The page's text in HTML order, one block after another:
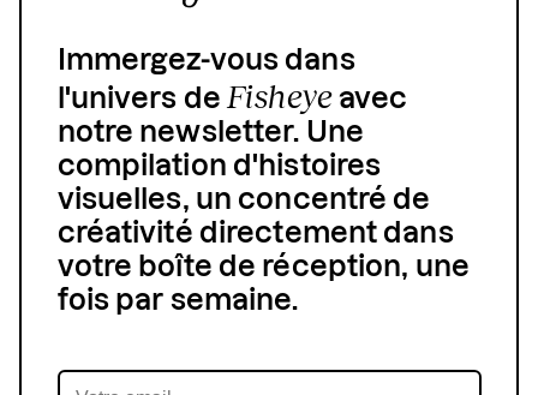
Immergez-vous dans
l'univers deFisheyeavec
notre newsletter. Une
compilation d'histoires
visuelles, un concentré de
créativité directement dans
votre boîte de réception, une
fois par semaine.